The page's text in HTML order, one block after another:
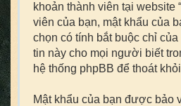
khoản thành viên tại website
viên của bạn, mật khẩu của
chọn có tính bắt buộc chỉ
tin này cho mọi người biết
hệ thống phpBB để thoát
Mật khẩu của bạn được bảo